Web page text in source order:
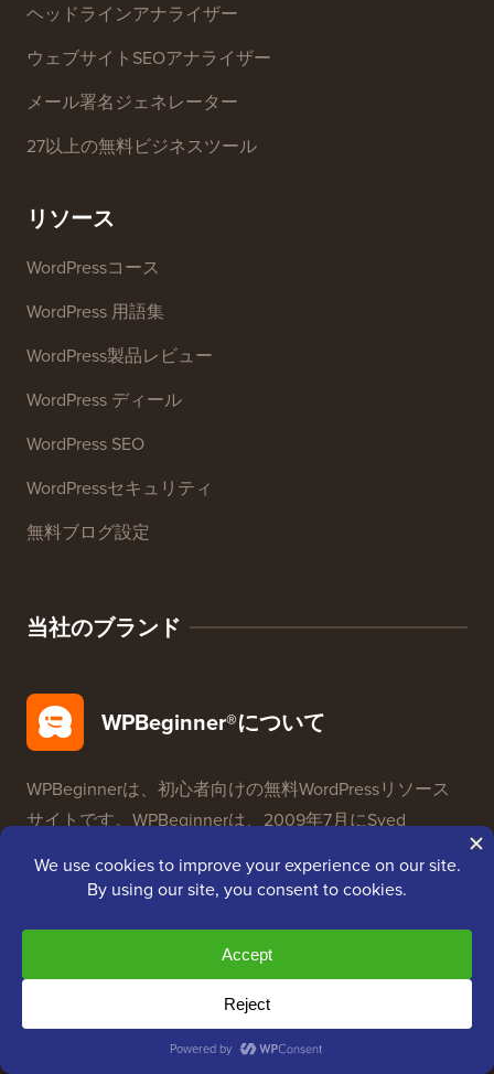
ヘッドラインアナライザー
ウェブサイトSEOアナライザー
メール署名ジェネレーター
27以上の無料ビジネスツール
リソース
WordPressコース
WordPress 用語集
WordPress製品レビュー
WordPress ディール
WordPress SEO
WordPressセキュリティ
無料ブログ設定
当社のブランド
WPBeginner®について
WPBeginnerは、初心者向けの無料WordPressリソース
サイトです。WPBeginnerは、2009年7月にSyed
的は、人々がWordPressを学び、ウェブサイトを改善
リアルやその他のトレーニングリソースを提供するこ
とです。
チームに参加しませんか：採用募集中！